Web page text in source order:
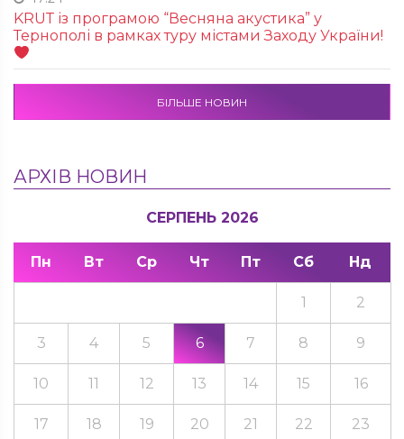
KRUТ із програмою “Весняна акустика” у
Тернополі в рамках туру містами Заходу України!
БІЛЬШЕ НОВИН
АРХІВ НОВИН
СЕРПЕНЬ 2026
Пн Вт Ср Чт Пт Сб Нд
1 2
3 4 5 6 7 8 9
10 11 12 13 14 15 16
17 18 19 20 21 22 23